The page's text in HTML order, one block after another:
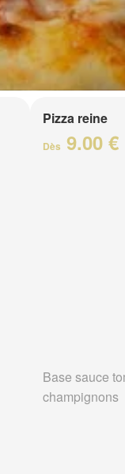
Pizza reine
Dès 9.00 €
Base sauce
champignons